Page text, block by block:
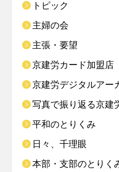
トピック
主婦の会
主張・要望
京建労カード加盟店
京建労デジタルアー
写真で振り返る京建
平和のとりくみ
日々、千理眼
本部・支部のとりく